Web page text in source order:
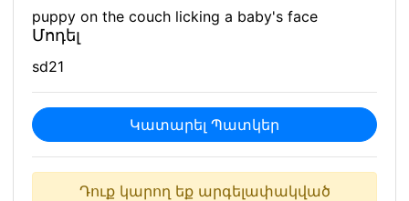
puppy on the couch licking a baby's face
Մոդել
sd21
Կատարել Պատկեր
Դուք կարող եք արգելափակված